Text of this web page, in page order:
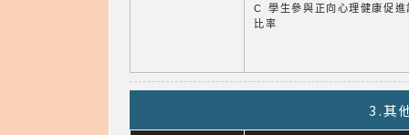
C 學生參與正向心理健康促進
比率
3.其